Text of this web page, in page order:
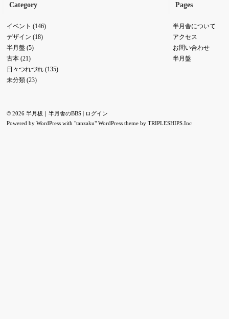
Category
イベント (146)
デザイン (18)
半月盤(5)
古本(21)
日々つれづれ(135)
未分類(23)
Pages
半月舎について
アクセス
お問い合わせ
半月盤
© 2026 半月板｜半月舎のBBS | ログイン
Powered by WordPresswith "tanzaku" WordPress theme by TRIPLESHIPS.Inc